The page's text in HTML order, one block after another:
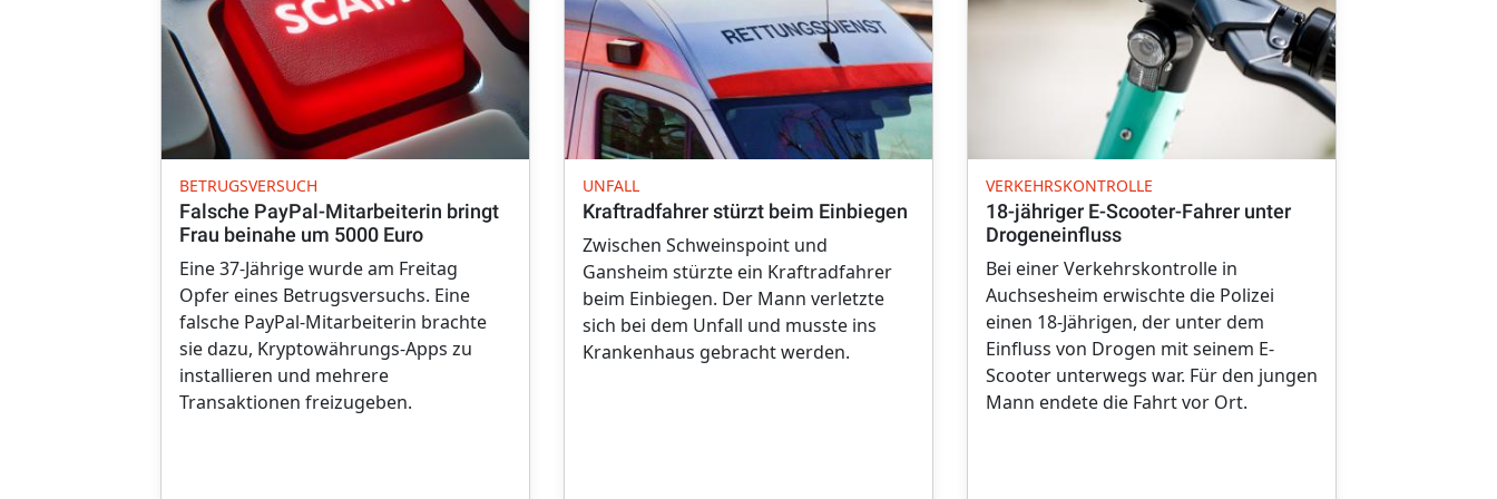
BETRUGSVERSUCH
Falsche PayPal-Mitarbeiterin bringt
Frau beinahe um 5000 Euro
Eine 37-Jährige wurde am Freitag
Opfer eines Betrugsversuchs. Eine
falsche PayPal-Mitarbeiterin brachte
sie dazu, Kryptowährungs-Apps zu
installieren und mehrere
Transaktionen freizugeben.
UNFALL
Kraftradfahrer stürzt beim Einbiegen
Zwischen Schweinspoint und
Gansheim stürzte ein Kraftradfahrer
beim Einbiegen. Der Mann verletzte
sich bei dem Unfall und musste ins
Krankenhaus gebracht werden.
VERKEHRSKONTROLLE
18-jähriger E-Scooter-Fahrer unter
Drogeneinfluss
Bei einer Verkehrskontrolle in
Auchsesheim erwischte die Polizei
einen 18-Jährigen, der unter dem
Einfluss von Drogen mit seinem E-
Scooter unterwegs war. Für den jungen
Mann endete die Fahrt vor Ort.